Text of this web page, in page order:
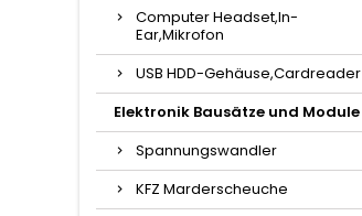
Computer Headset,In-
Ear,Mikrofon
USB HDD-Gehäuse,Cardreader
Elektronik Bausätze und Module
Spannungswandler
KFZ Marderscheuche